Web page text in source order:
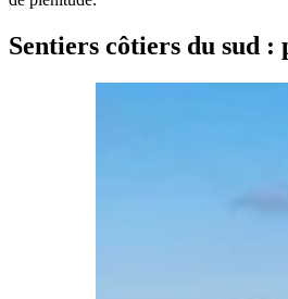
Sentiers côtiers du sud :